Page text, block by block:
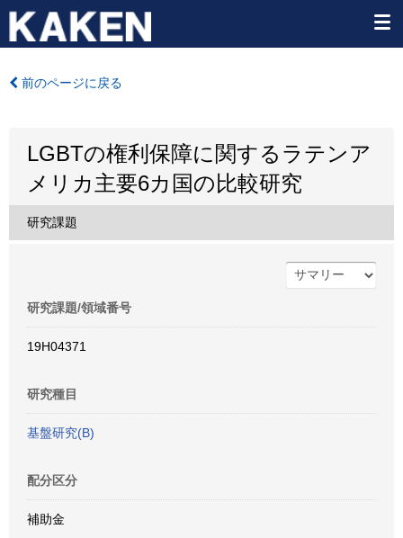
前のページに戻る
LGBTの権利保障に関するラテンア
メリカ主要6カ国の比較研究
研究課題
研究課題/領域番号
19H04371
研究種目
基盤研究(B)
配分区分
補助金